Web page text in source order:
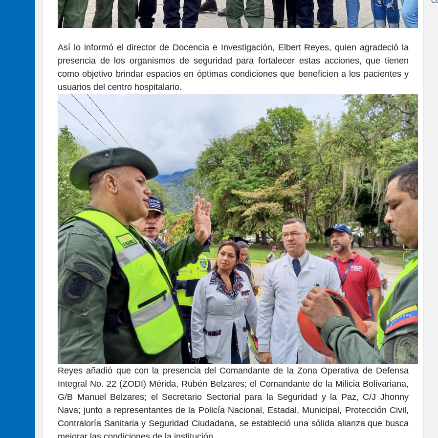
Así lo informó el director de Docencia e Investigación, Elbert Reyes, quien agradeció la
presencia de los organismos de seguridad para fortalecer estas acciones, que tienen
como objetivo brindar espacios en óptimas condiciones que beneficien a los pacientes y
usuarios del centro hospitalario.
Reyes añadió que con la presencia del Comandante de la Zona Operativa de Defensa
Integral No. 22 (ZODI) Mérida, Rubén Belzares; el Comandante de la Milicia Bolivariana,
G/B Manuel Belzares; el Secretario Sectorial para la Seguridad y la Paz, C/J Jhonny
Nava; junto a representantes de la Policía Nacional, Estadal, Municipal, Protección Civil,
Contraloría Sanitaria y Seguridad Ciudadana, se estableció una sólida alianza que busca